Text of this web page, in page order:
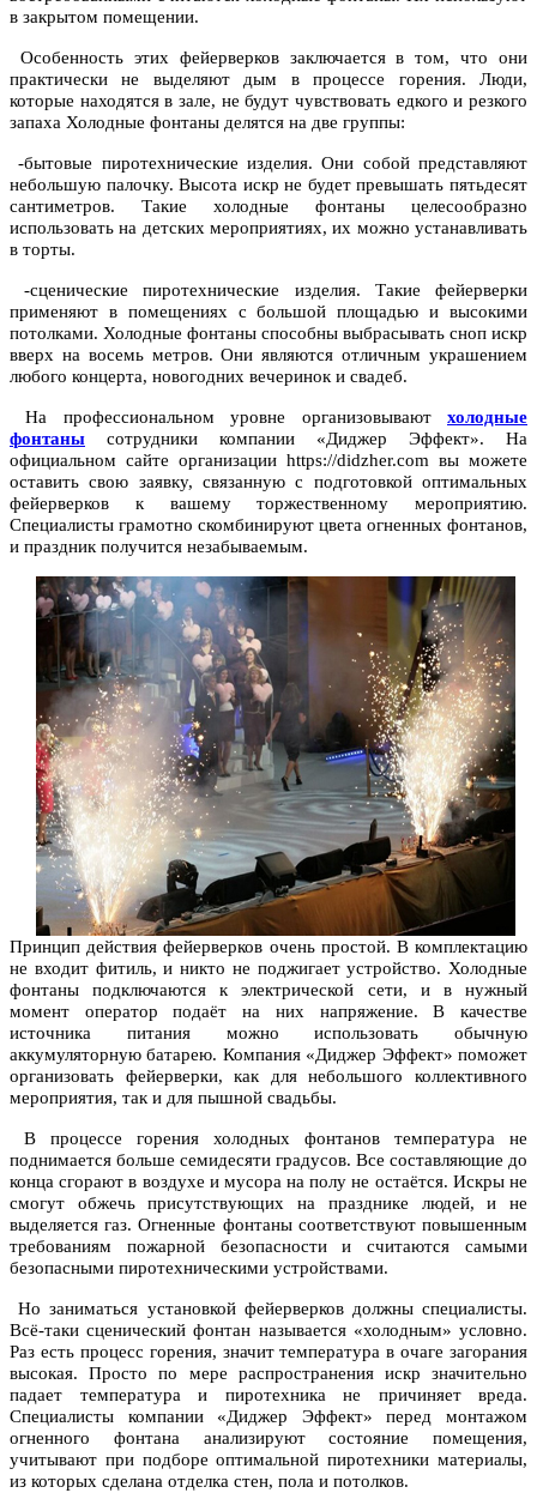
в закрытом помещении.
Особенность этих фейерверков заключается в том, что они
практически не выделяют дым в процессе горения. Люди,
которые находятся в зале, не будут чувствовать едкого и резкого
запаха Холодные фонтаны делятся на две группы:
-бытовые пиротехнические изделия. Они собой представляют
небольшую палочку. Высота искр не будет превышать пятьдесят
сантиметров. Такие холодные фонтаны целесообразно
использовать на детских мероприятиях, их можно устанавливать
в торты.
-сценические пиротехнические изделия. Такие фейерверки
применяют в помещениях с большой площадью и высокими
потолками. Холодные фонтаны способны выбрасывать сноп искр
вверх на восемь метров. Они являются отличным украшением
любого концерта, новогодних вечеринок и свадеб.
На профессиональном уровне организовывают холодные
фонтаны сотрудники компании «Диджер Эффект». На
официальном сайте организации https://didzher.com вы можете
оставить свою заявку, связанную с подготовкой оптимальных
фейерверков к вашему торжественному мероприятию.
Специалисты грамотно скомбинируют цвета огненных фонтанов,
и праздник получится незабываемым.
Принцип действия фейерверков очень простой. В комплектацию
не входит фитиль, и никто не поджигает устройство. Холодные
фонтаны подключаются к электрической сети, и в нужный
момент оператор подаёт на них напряжение. В качестве
источника питания можно использовать обычную
аккумуляторную батарею. Компания «Диджер Эффект» поможет
организовать фейерверки, как для небольшого коллективного
мероприятия, так и для пышной свадьбы.
В процессе горения холодных фонтанов температура не
поднимается больше семидесяти градусов. Все составляющие до
конца сгорают в воздухе и мусора на полу не остаётся. Искры не
смогут обжечь присутствующих на празднике людей, и не
выделяется газ. Огненные фонтаны соответствуют повышенным
требованиям пожарной безопасности и считаются самыми
безопасными пиротехническими устройствами.
Но заниматься установкой фейерверков должны специалисты.
Всё-таки сценический фонтан называется «холодным» условно.
Раз есть процесс горения, значит температура в очаге загорания
высокая. Просто по мере распространения искр значительно
падает температура и пиротехника не причиняет вреда.
Специалисты компании «Диджер Эффект» перед монтажом
огненного фонтана анализируют состояние помещения,
учитывают при подборе оптимальной пиротехники материалы,
из которых сделана отделка стен, пола и потолков.